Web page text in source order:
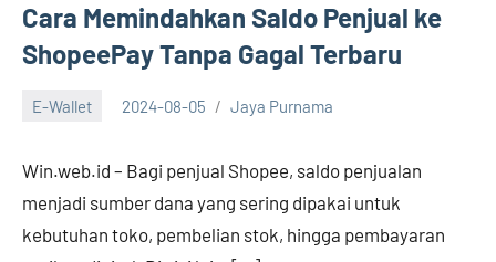
Cara Memindahkan Saldo Penjual ke
ShopeePay Tanpa Gagal Terbaru
E-Wallet 2024-08-05 Jaya Purnama
Win.web.id – Bagi penjual Shopee, saldo penjualan
menjadi sumber dana yang sering dipakai untuk
kebutuhan toko, pembelian stok, hingga pembayaran